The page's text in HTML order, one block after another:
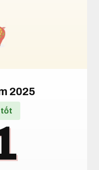
2025
tốt